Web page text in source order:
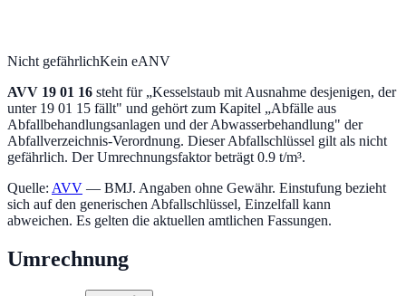
Nicht gefährlichKein eANV
AVV 19 01 16 steht für „Kesselstaub mit Ausnahme desjenigen, der
unter 19 01 15 fällt" und gehört zum Kapitel „Abfälle aus
Abfallbehandlungsanlagen und der Abwasserbehandlung" der
Abfallverzeichnis-Verordnung. Dieser Abfallschlüssel gilt als nicht
gefährlich. Der Umrechnungsfaktor beträgt 0.9 t/m³.
Quelle: AVV — BMJ. Angaben ohne Gewähr. Einstufung bezieht
sich auf den generischen Abfallschlüssel, Einzelfall kann
abweichen. Es gelten die aktuellen amtlichen Fassungen.
Umrechnung